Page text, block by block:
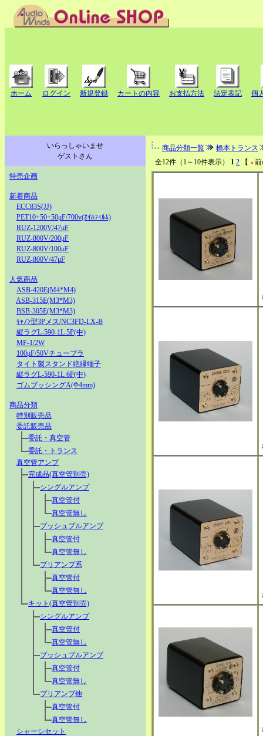
ホーム ログイン 新規登録 カートの内容 お支払方法 法定表記 個
いらっしゃいませ
ゲストさん
特売企画
新着商品
ECC83S(JJ)
PET10+50+50μF/700v(ｵｲﾙﾌｨﾙﾑ)
RUZ-1200V/47μF
RUZ-800V/200μF
RUZ-800V/100μF
RUZ-800V/47μF
人気商品
ASB-420E(M4*M4)
ASB-315E(M3*M3)
BSB-305E(M3*M3)
ｷｬﾉﾝ型3Pメス/NC3FD-LX-B
縦ラグL-590-1L 5P(中)
MF-1/2W
100μF/50Vチューブラ
タイト製スタンド絶縁端子
縦ラグL-590-1L 6P(中)
ゴムブッシングA(Φ4mm)
商品分類
特別販売品
委託販売品
委託・真空管
委託・トランス
真空管アンプ
完成品(真空管別売)
シングルアンプ
真空管付
真空管無し
プッシュプルアンプ
真空管付
真空管無し
プリアンプ系
真空管付
真空管無し
キット(真空管別売)
シングルアンプ
真空管付
真空管無し
プッシュプルアンプ
真空管付
真空管無し
プリアンプ他
真空管付
真空管無し
シャーシセット
商品分類一覧
橋本トランス
全12件（1～10件表示） 1 2 【